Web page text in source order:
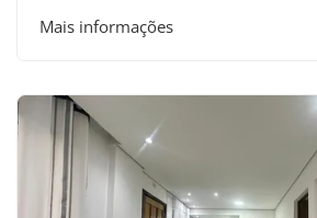
Mais informações